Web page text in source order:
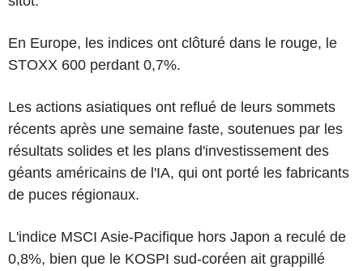
En Europe, les indices ont clôturé dans le rouge, le
STOXX 600 perdant 0,7%.
Les actions asiatiques ont reflué de leurs sommets
récents après une semaine faste, soutenues par les
résultats solides et les plans d'investissement des
géants américains de l'IA, qui ont porté les fabricants
de puces régionaux.
L'indice MSCI Asie-Pacifique hors Japon a reculé de
0,8%, bien que le KOSPI sud-coréen ait grappillé